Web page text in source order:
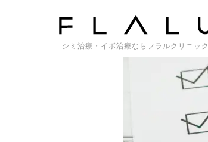
シミ治療・イボ治療ならフラルクリニック
トップページ 来院前にご確認お願いします